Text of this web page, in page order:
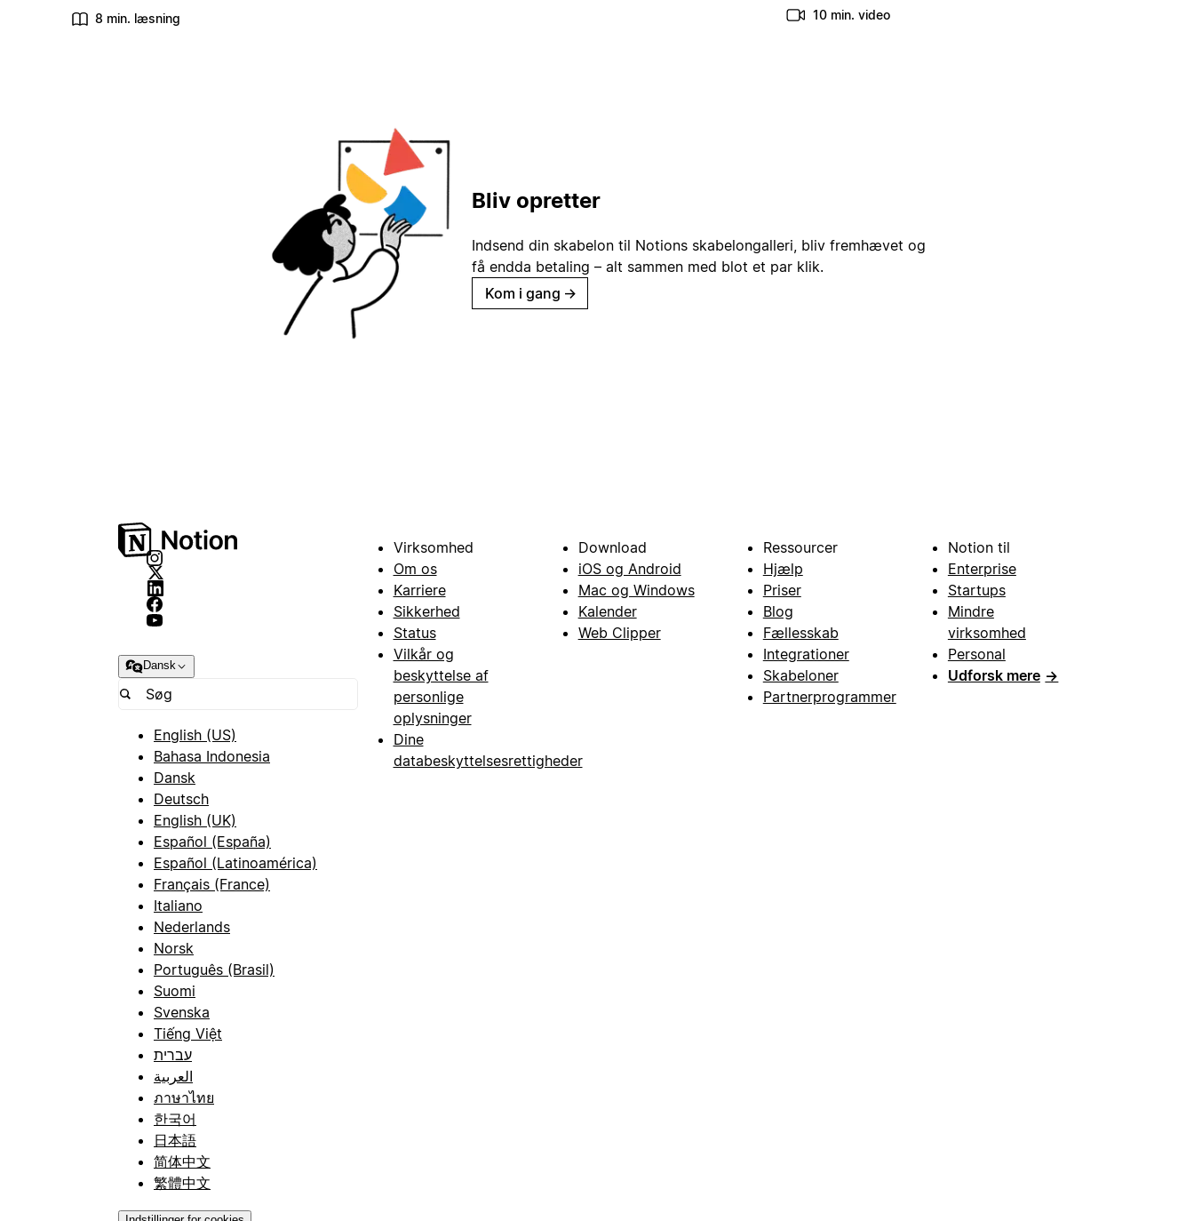
8 min. læsning 10 min. video
Bliv opretter
Indsend din skabelon til Notions skabelongalleri, bliv fremhævet og
få endda betaling – alt sammen med blot et par klik.
Kom i gang →
Dansk
English (US)
Bahasa Indonesia
Dansk
Deutsch
English (UK)
Español (España)
Español (Latinoamérica)
Français (France)
Italiano
Nederlands
Norsk
Português (Brasil)
Suomi
Svenska
Tiếng Việt
עברית
العربية
ภาษาไทย
한국어
日本語
简体中文
繁體中文
Virksomhed
Om os
Karriere
Sikkerhed
Status
Vilkår og
beskyttelse af
personlige
oplysninger
Dine
databeskyttelsesrettigheder
Download
iOS og Android
Mac og Windows
Kalender
Web Clipper
Ressourcer
Hjælp
Priser
Blog
Fællesskab
Integrationer
Skabeloner
Partnerprogrammer
Notion til
Enterprise
Startups
Mindre
virksomhed
Personal
Udforsk mere →